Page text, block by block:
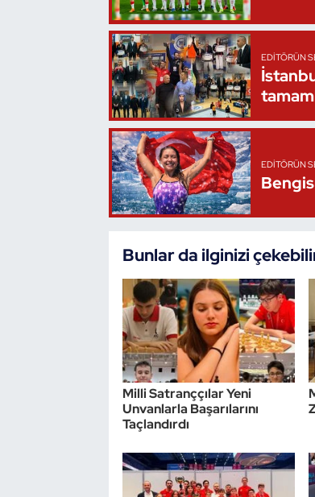
EDITÖRÜN
EDITÖRÜN
Bunlar da ilginizi
Milli Satranççılar Yeni
Unvanlarla Başarılarını
Taçlandırdı
Paralimpik
Sualtı Sporları
Tekvando
Vücut Geliştirme Fitness
Wushu Kungfu